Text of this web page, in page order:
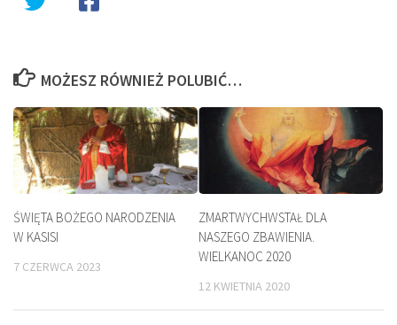
MOŻESZ RÓWNIEŻ POLUBIĆ…
ŚWIĘTA BOŻEGO NARODZENIA
W KASISI
7 CZERWCA 2023
ZMARTWYCHWSTAŁ DLA
NASZEGO ZBAWIENIA.
WIELKANOC 2020
12 KWIETNIA 2020